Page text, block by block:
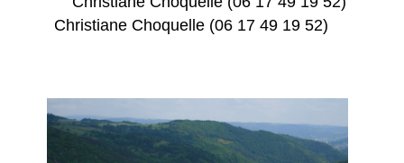
Christiane Choquelle (06 17 49 19 52)